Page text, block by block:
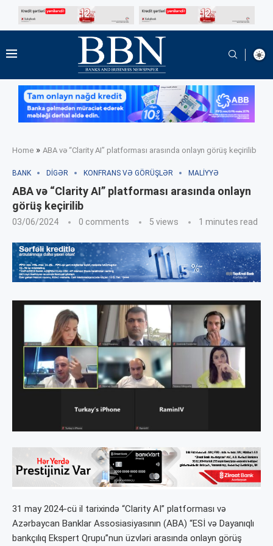
Home » ABA və “Clarity AI” platforması arasında onlayn görüş keçirilib
BANK DIGƏR KONFRANS VƏ GÖRÜŞLƏR MALIYYƏ
ABA və “Clarity AI” platforması arasında onlayn
görüş keçirilib
03/06/2024 0 comments 5 views 1 minutes read
31 may 2024-cü il tarixində “Clarity AI” platforması və
Azərbaycan Banklar Assosiasiyasının (ABA) “ESİ və Dayanıqlı
bankçılıq Ekspert Qrupu”nun üzvləri arasında onlayn görüş